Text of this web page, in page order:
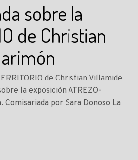
sobre la
de Christian
de Christian Villamide
la exposición ATREZO-
por Sara Donoso La